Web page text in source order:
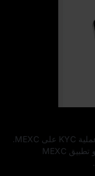
يمكنك القيام بذلك على موقع MEXC الرسمي أو تطبيق MEXC